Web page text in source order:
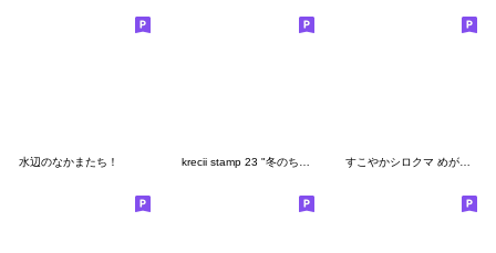
水辺のなかまたち！ すこやかシロクマ めがね 2